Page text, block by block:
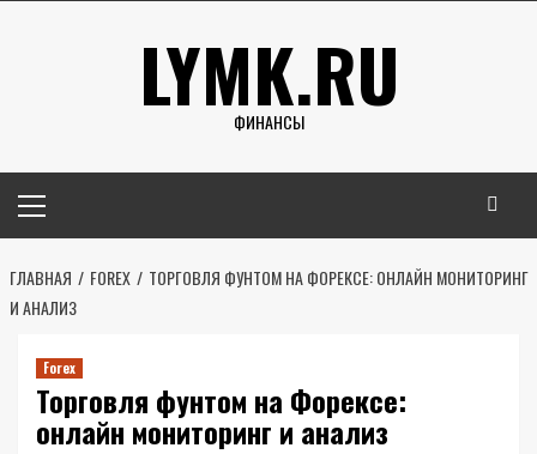
LYMK.RU
ФИНАНСЫ
меню
ГЛАВНАЯ FOREX
ТОРГОВЛЯ ФУНТОМ НА ФОРЕКСЕ: ОНЛАЙН МОНИТОРИНГ
И АНАЛИЗ
Forex
Торговля фунтом на Форексе:
онлайн мониторинг и анализ